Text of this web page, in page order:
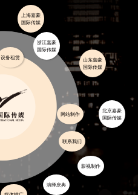
演绎庆典
影视制作
网站制作
设备租赁
联系我们
北京嘉豪
国际传媒
山东嘉豪
国际传媒
上海嘉豪
国际传媒
浙江嘉豪
国际传媒